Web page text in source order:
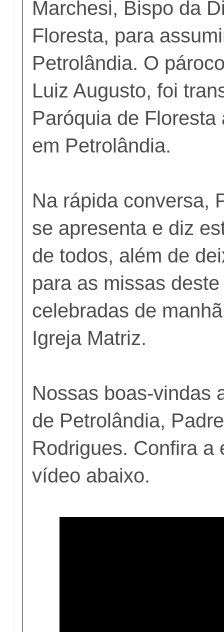
Marchesi, Bispo da
Floresta, para
Petrolândia. O
Luiz Augusto, foi
Paróquia de
em Petrolândia.
Na rápida conversa,
se apresenta e diz
de todos, além de
para as missas
celebradas de
Igreja Matriz.
Nossas boas-vindas
de Petrolândia,
Rodrigues. Confira a
vídeo abaixo.